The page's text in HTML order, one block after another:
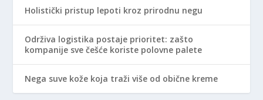
Holistički pristup lepoti kroz prirodnu negu
Održiva logistika postaje prioritet: zašto
kompanije sve češće koriste polovne palete
Nega suve kože koja traži više od obične kreme